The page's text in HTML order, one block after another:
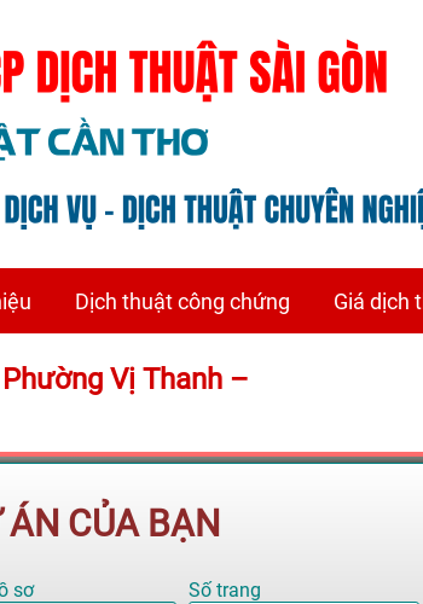
Dịch thuật công chứng Giá dịch
Vị Thanh –
ÁN CỦA BẠN
sơ Số trang